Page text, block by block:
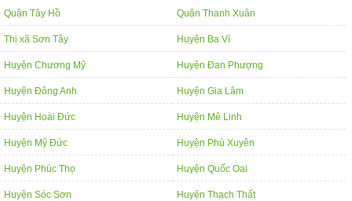
Quận Tây Hồ Quận Thanh Xuân
Thị xã Sơn Tây Huyện Ba Vì
Huyện Chương Mỹ Huyện Đan Phượng
Huyện Đông Anh Huyện Gia Lâm
Huyện Hoài Đức Huyện Mê Linh
Huyện Mỹ Đức Huyện Phú Xuyên
Huyện Phúc Thọ Huyện Quốc Oai
Huyện Sóc Sơn Huyện Thạch Thất